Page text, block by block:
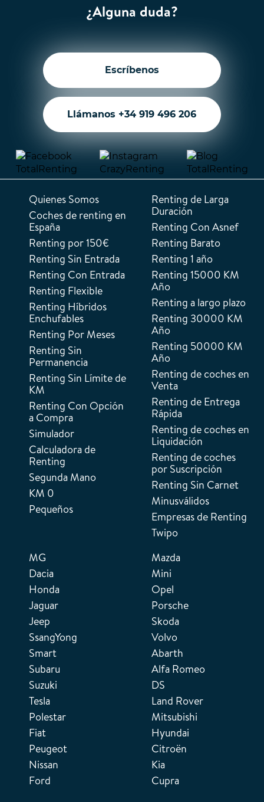
¿Alguna duda?
Escríbenos
Llámanos +34 919 496 206
Quienes Somos
Coches de renting en
España
Renting por 150€
Renting Sin Entrada
Renting Con Entrada
Renting Flexible
Renting Híbridos
Enchufables
Renting Por Meses
Renting Sin
Permanencia
Renting Sin Límite de
KM
Renting Con Opción
a Compra
Simulador
Calculadora de
Renting
Segunda Mano
KM 0
Pequeños
MG
Dacia
Honda
Jaguar
Jeep
SsangYong
Smart
Subaru
Suzuki
Tesla
Polestar
Fiat
Peugeot
Nissan
Ford
Mazda
Mini
Opel
Porsche
Skoda
Volvo
Abarth
Alfa Romeo
DS
Land Rover
Mitsubishi
Hyundai
Citroën
Kia
Cupra
Renting de Larga
Duración
Renting Con Asnef
Renting Barato
Renting 1 año
Renting 15000 KM
Año
Renting a largo plazo
Renting 30000 KM
Año
Renting 50000 KM
Año
Renting de coches en
Venta
Renting de Entrega
Rápida
Renting de coches en
Liquidación
Renting de coches
por Suscripción
Renting Sin Carnet
Minusválidos
Empresas de Renting
Twipo